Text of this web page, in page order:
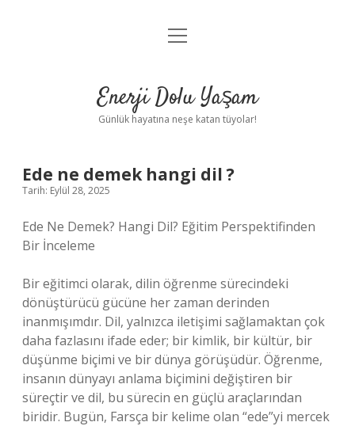
Anasayfa
Yasal Uyarı
menüyü
Enerji Dolu Yaşam
Günlük hayatına neşe katan tüyolar!
Ede ne demek hangi dil ?
Tarih: Eylül 28, 2025
Ede Ne Demek? Hangi Dil? Eğitim Perspektifinden
Bir İnceleme
Bir eğitimci olarak, dilin öğrenme sürecindeki
dönüştürücü gücüne her zaman derinden
inanmışımdır. Dil, yalnızca iletişimi sağlamaktan çok
daha fazlasını ifade eder; bir kimlik, bir kültür, bir
düşünme biçimi ve bir dünya görüşüdür. Öğrenme,
insanın dünyayı anlama biçimini değiştiren bir
süreçtir ve dil, bu sürecin en güçlü araçlarından
biridir. Bugün, Farsça bir kelime olan “ede”yi mercek